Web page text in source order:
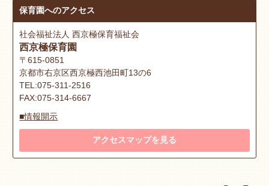
保育園へのアクセス
社会福祉法人 西京極保育福祉会
西京極保育園
〒615-0851
京都市右京区西京極西池田町13の6
TEL:075-311-2516
FAX:075-314-6667
■情報開示
アクセスマップを見る